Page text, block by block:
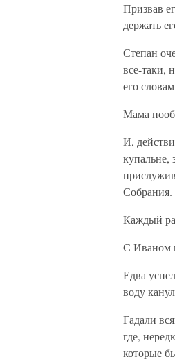
Призвав
держать
Степан
все-таки,
его
Мама
И,
купальне,
Собрания.
Каждый
С Иваном
Едва
воду
Гадали
где,
которые